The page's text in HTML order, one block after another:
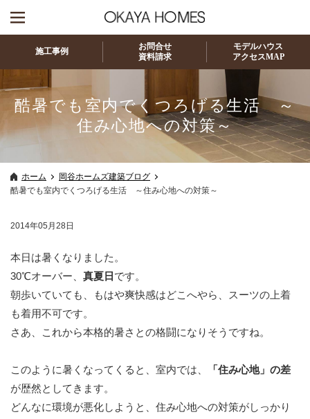
施工事例
お問合せ
資料請求
モデルハウス
アクセスMAP
酷暑でも室内でくつろげる生活 ～
住み心地への対策～
ホーム
岡谷ホームズ建築ブログ
酷暑でも室内でくつろげる生活 ～住み心地への対策～
2014年05月28日
本日は暑くなりました。
30℃オーバー、 真夏日 です。
朝歩いていても、もはや爽快感はどこへやら、スーツの上着
も着用不可です。
さあ、これから本格的暑さとの格闘になりそうですね。
このように暑くなってくると、室内では、
「住み心地」の差
が歴然としてきます。
どんなに環境が悪化しようと、住み心地への対策がしっかり